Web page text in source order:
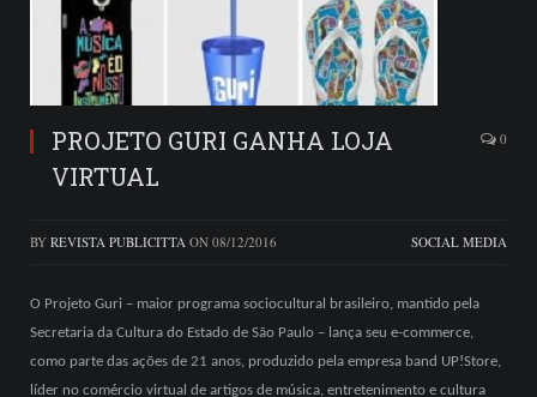
PROJETO GURI GANHA LOJA
VIRTUAL
0
BY REVISTA PUBLICITTA ON 08/12/2016 SOCIAL MEDIA
O Projeto Guri – maior programa sociocultural brasileiro, mantido pela
Secretaria da Cultura do Estado de São Paulo – lança seu e-commerce,
como parte das ações de 21 anos, produzido pela empresa band UP!Store,
líder no comércio virtual de artigos de música, entretenimento e cultura